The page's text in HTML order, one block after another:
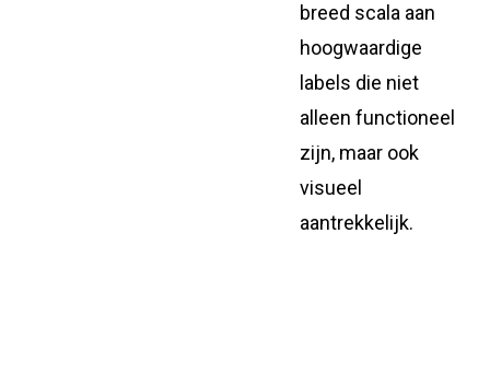
breed scala aan
hoogwaardige
labels die niet
alleen functioneel
zijn, maar ook
visueel
aantrekkelijk.